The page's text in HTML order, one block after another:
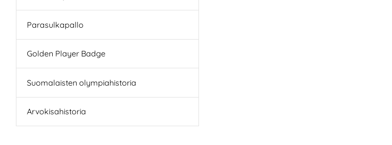
Parasulkapallo
Golden Player Badge
Suomalaisten olympiahistoria
Arvokisahistoria